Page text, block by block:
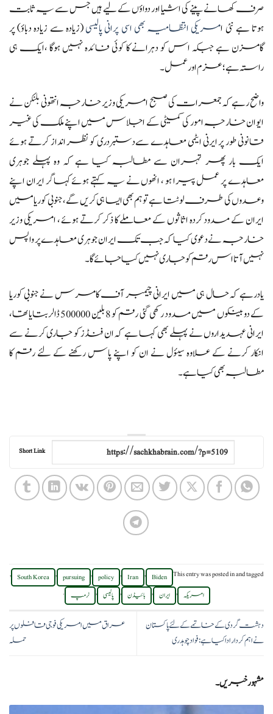
صرف کھانے پینے کی اشیا اور دواؤں کے لیے ہیں جس سے یہ ثابت
ہوتا ہے نئی امریکی انتظامیہ بھی اسی پرانی پالیسی(زیادہ سے زیادہ دباؤ) پر
گامزن ہے جبکہ اس کو دہرانے کا کوئی فائدہ نہیں ہوگا ،ایک ہی
راستہ ہے؛ عزم اور عمل ۔
واضح رہے کہ جمعرات کی صبح امریکی وزیر خارجہ انتھونی بلنکن نے
ایوان خارجہ امور کی کمیٹی کے اجلاس میں اپنے ملک کی غیر
قانونی طور پر ایرنی ایٹمی معاہدے سےدستبردری کو نظر انداز کرتے ہوئے
ایک بار پھر تہران سے مطالبہ کیا ہے کہ وہ پہلے جوہری
معاہدے پر عمل پیرا ہو ، انھوں نے یہ کہتے ہوئے کہاگر ایران اپنے
وعدوں کی طرف لوٹتا ہے تو ہم بھی ایسا ہی کریں گے، جنوبی کوریا میں
ایران کے مسدود کردہ اثاثوں کے معاملے کا ذکر کرتے ہوئے ، امریکی وزیر
خارجہ نے دعوی کیا کہ جب تک ایران جوہری معاہدے پر واپس
نہیں آتا اس رقم کو جاری نہیں کیا جائے گا۔
یادرہے کہ حال ہی میں ایرانی چیمبر آف کامرس نے جنوبی کوریا
کے دو بینکوں میں مسدود رکھی گئی رقم کو 8 بلین 500000 ڈالربتایا تھا،
ایرانی عہدیداروں نے پہلے بھی کہا ہے کہ ان فنڈز کو جاری کرنے سے
انکار کرنے کے علاوہ سیئول نے ان کو اپنے پاس رکھنے کے لئے رقم کا
مطالبہ بھی کیا ہے۔
Short Link
This entry was posted inand tagged
Biden
,
Iran
,
policy
,
pursuing
,
South Korea
,
امریکہ , ایران , بائیڈن , پالیسی , ٹرمپ .
دہشت گردی کے خاتمے کے لئے پاکستان
نے اہم کردار ادا کیا ہے: فوادچوہدری
عراق میں امریکی فوجی قافلوں پر
حملہ
مشہور خبریں۔